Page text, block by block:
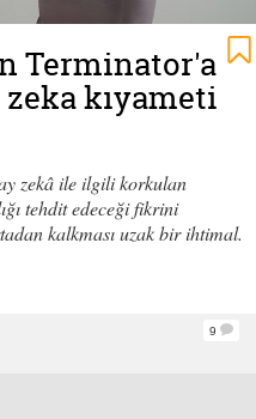
Terminator'a
kıyameti
zekâ ile ilgili korkulan
tehdit edeceği fikrini
kalkması uzak bir ihtimal.
9